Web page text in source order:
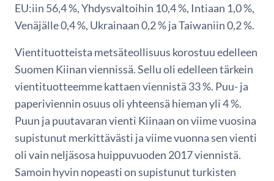
EU:iin 56,4 %, Yhdysvaltoihin 10,4 %, Intiaan 1,0 %,
Venäjälle 0,4 %, Ukrainaan 0,2 % ja Taiwaniin 0,2 %.
Vientituotteista metsäteollisuus korostuu edelleen
Suomen Kiinan viennissä. Sellu oli edelleen tärkein
vientituotteemme kattaen viennistä 33 %. Puu- ja
paperiviennin osuus oli yhteensä hieman yli 4 %.
Puun ja puutavaran vienti Kiinaan on viime vuosina
supistunut merkittävästi ja viime vuonna sen vienti
oli vain neljäsosa huippuvuoden 2017 viennistä.
Samoin hyvin nopeasti on supistunut turkisten